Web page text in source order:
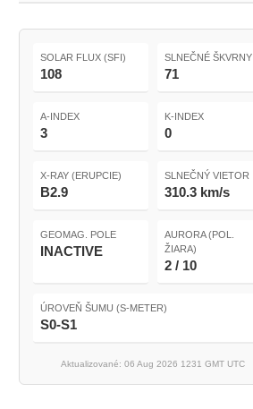
SOLAR FLUX (SFI)
108
SLNEČNÉ ŠKVRNY
71
A-INDEX
3
K-INDEX
0
X-RAY (ERUPCIE)
B2.9
SLNEČNÝ VIETOR
310.3 km/s
GEOMAG. POLE
INACTIVE
AURORA (POL.
ŽIARA)
2 / 10
ÚROVEŇ ŠUMU (S-METER)
S0-S1
Aktualizované: 06 Aug 2026 1231 GMT UTC